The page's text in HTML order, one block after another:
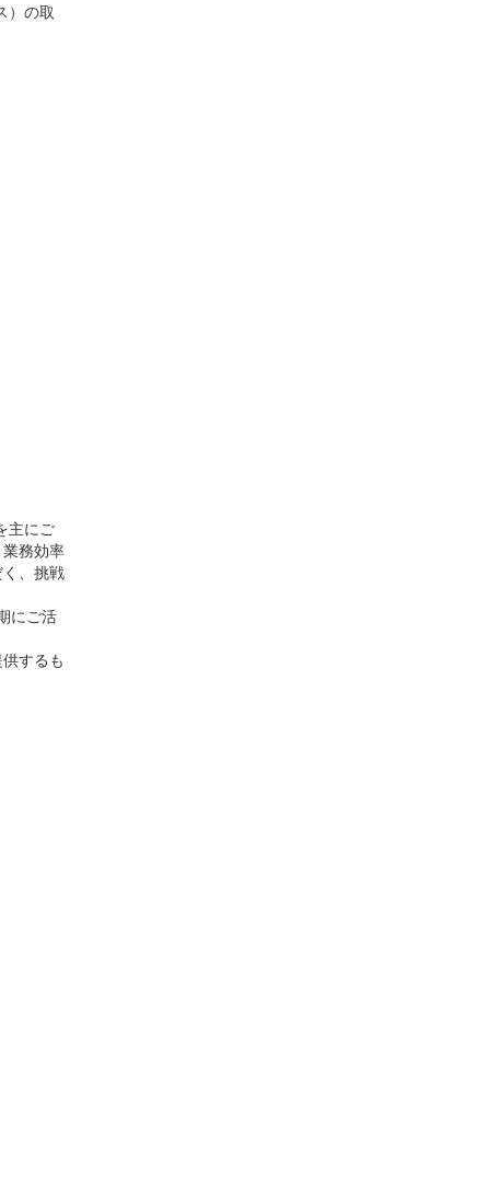
）の取
主にご
務効率
、挑戦
にご活
するも